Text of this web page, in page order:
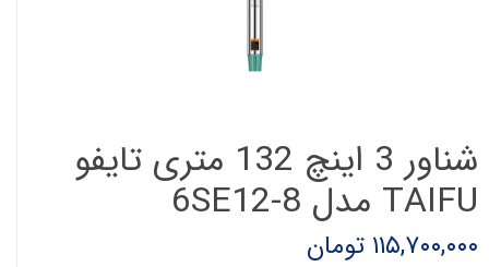
شناور 3 اینچ 132 متری تایفو
TAIFU مدل 6SE12-8
۱۱۵,۷۰۰,۰۰۰ تومان